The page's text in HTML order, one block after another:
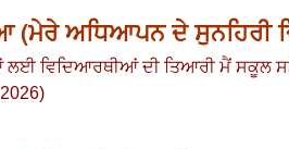
(ਮੇਰੇ ਅਧਿਆਪਨ ਦੇ ਸੁਨਹਿਰੀ
ਵਿਦਿਆਰਥੀਆਂ ਦੀ ਤਿਆਰੀ ਮੈਂ ਸਕੂਲ ਸਮੇਂ